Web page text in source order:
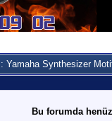
: Yamaha Synthesizer
Bu forumda